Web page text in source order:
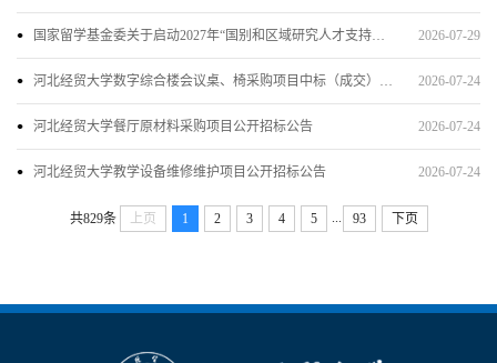
国家留学基金委关于启动2027年“国别和区域研究人才支持计划”实施工作的通知 2026-07-29
河北经贸大学数字综合楼会议桌、椅采购项目中标（成交）结果公告 2026-07-24
河北经贸大学餐厅原材料采购项目公开招标公告 2026-07-24
河北经贸大学教学设备维修维护项目公开招标公告 2026-07-24
共829条 上页 1 2 3 4 5 ... 93 下页